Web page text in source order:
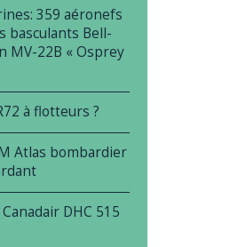
359 aéronefs
basculants Bell-
MV-22B « Osprey
à flotteurs ?
Atlas bombardier
DHC 515